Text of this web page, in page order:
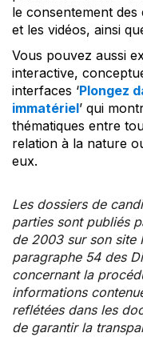
le consentement
et les vidéos, ainsi
Vous pouvez aussi
interactive,
interfaces ‘Plongez
immatériel’ qui
thématiques entre
relation à la nature
eux.
Les dossiers de
parties sont publiés
de 2003 sur son site
paragraphe 54 des
concernant la
informations
reflétées dans les
de garantir la